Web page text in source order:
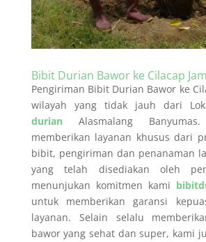
Bibit Durian Bawor ke Cilacap
Pengiriman Bibit Durian Bawor ke
wilayah yang tidak jauh dari
durian Alasmalang
memberikan layanan khusus dari
bibit, pengiriman dan penanaman
yang telah disediakan oleh
menunjukan komitmen kami
untuk memberikan garansi
layanan. Selain selalu
bawor yang sehat dan super, kami